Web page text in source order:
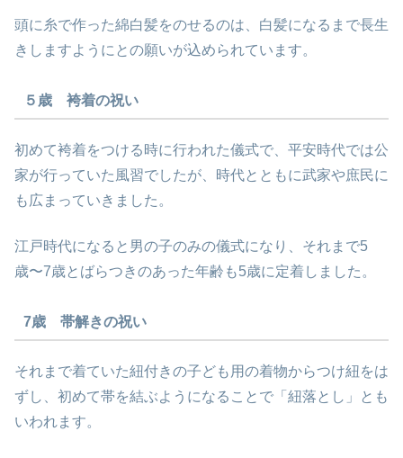
頭に糸で作った綿白髪をのせるのは、白髪になるまで長生
きしますようにとの願いが込められています。
５歳 袴着の祝い
初めて袴着をつける時に行われた儀式で、平安時代では公
家が行っていた風習でしたが、時代とともに武家や庶民に
も広まっていきました。
江戸時代になると男の子のみの儀式になり、それまで5
歳〜7歳とばらつきのあった年齢も5歳に定着しました。
7歳 帯解きの祝い
それまで着ていた紐付きの子ども用の着物からつけ紐をは
ずし、初めて帯を結ぶようになることで「紐落とし」とも
いわれます。